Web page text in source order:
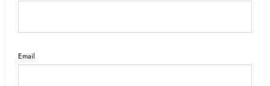
Email